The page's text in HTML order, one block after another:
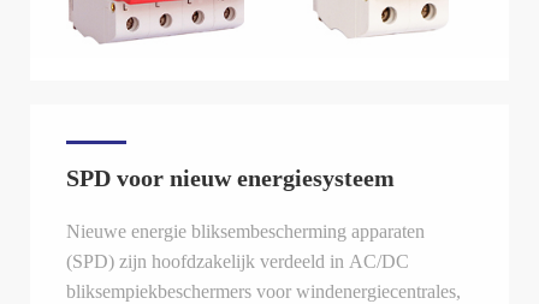
SPD voor nieuw energiesysteem
Nieuwe energie bliksembescherming apparaten
(SPD) zijn hoofdzakelijk verdeeld in AC/DC
bliksempiekbeschermers voor windenergiecentrales,